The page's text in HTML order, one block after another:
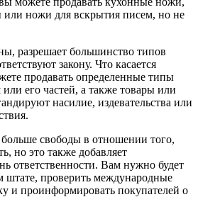
ножи для вскрытия писем, но не
разрешает большинство типов
закону. Что касается
продавать определенные типы
его частей, а также товары или
насилие, издевательства или
свободы в отношении того,
но это также добавляет
ответственности. Вам нужно будет
штате, проверить международные
и проинформировать покупателей о